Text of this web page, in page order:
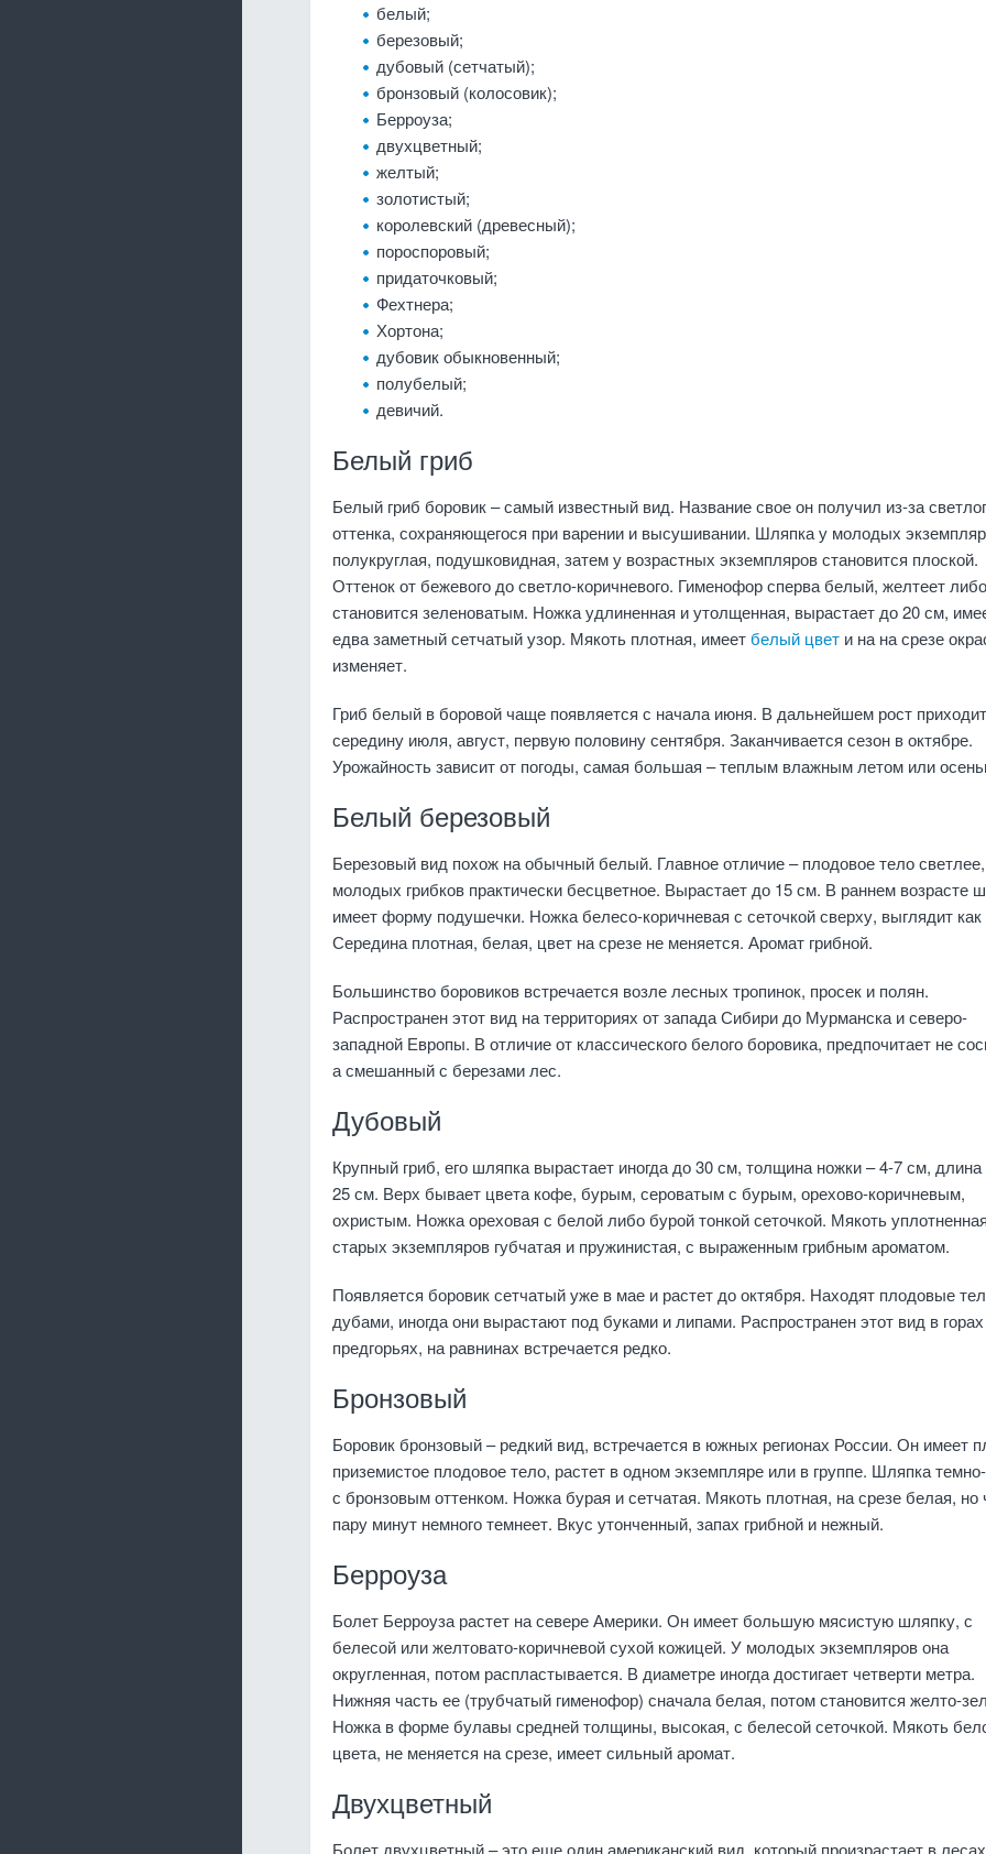
белый;
березовый;
дубовый (сетчатый);
бронзовый (колосовик);
Берроуза;
двухцветный;
желтый;
золотистый;
королевский (древесный);
пороспоровый;
придаточковый;
Фехтнера;
Хортона;
дубовик обыкновенный;
полубелый;
девичий.
Белый гриб
Белый гриб боровик – самый известный вид. Название свое он получил из-за
оттенка, сохраняющегося при варении и высушивании. Шляпка у молодых
полукруглая, подушковидная, затем у возрастных экземпляров становится плоской.
Оттенок от бежевого до светло-коричневого. Гименофор сперва белый, желтеет либо
становится зеленоватым. Ножка удлиненная и утолщенная, вырастает до 20 см,
едва заметный сетчатый узор. Мякоть плотная, имеетбелый цвет и на на срезе
изменяет.
Гриб белый в боровой чаще появляется с начала июня. В дальнейшем рост
середину июля, август, первую половину сентября. Заканчивается сезон в октябре.
Урожайность зависит от погоды, самая большая – теплым влажным летом или
Белый березовый
Березовый вид похож на обычный белый. Главное отличие – плодовое тело
молодых грибков практически бесцветное. Вырастает до 15 см. В раннем возрасте
имеет форму подушечки. Ножка белесо-коричневая с сеточкой сверху, выглядит как
Середина плотная, белая, цвет на срезе не меняется. Аромат грибной.
Большинство боровиков встречается возле лесных тропинок, просек и полян.
Распространен этот вид на территориях от запада Сибири до Мурманска и северо-
западной Европы. В отличие от классического белого боровика, предпочитает не
а смешанный с березами лес.
Дубовый
Крупный гриб, его шляпка вырастает иногда до 30 см, толщина ножки – 4-7 см, длина
25 см. Верх бывает цвета кофе, бурым, сероватым с бурым, орехово-коричневым,
охристым. Ножка ореховая с белой либо бурой тонкой сеточкой. Мякоть
старых экземпляров губчатая и пружинистая, с выраженным грибным ароматом.
Появляется боровик сетчатый уже в мае и растет до октября. Находят плодовые
дубами, иногда они вырастают под буками и липами. Распространен этот вид в
предгорьях, на равнинах встречается редко.
Бронзовый
Боровик бронзовый – редкий вид, встречается в южных регионах России. Он имеет
приземистое плодовое тело, растет в одном экземпляре или в группе. Шляпка
с бронзовым оттенком. Ножка бурая и сетчатая. Мякоть плотная, на срезе белая, но
пару минут немного темнеет. Вкус утонченный, запах грибной и нежный.
Берроуза
Болет Берроуза растет на севере Америки. Он имеет большую мясистую шляпку, с
белесой или желтовато-коричневой сухой кожицей. У молодых экземпляров она
округленная, потом распластывается. В диаметре иногда достигает четверти метра.
Нижняя часть ее (трубчатый гименофор) сначала белая, потом становится желто-
Ножка в форме булавы средней толщины, высокая, с белесой сеточкой. Мякоть
цвета, не меняется на срезе, имеет сильный аромат.
Двухцветный
Болет двухцветный – это еще один американский вид, который произрастает в